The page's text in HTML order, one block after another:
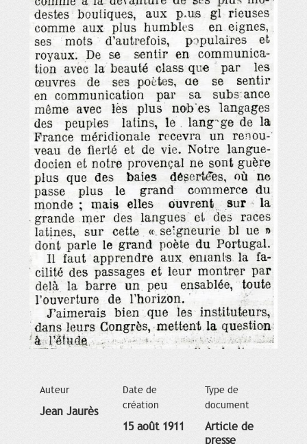
Auteur
Jean Jaurès
Date de
création
15 août 1911
Type de
document
Article de
presse